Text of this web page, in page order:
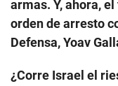
armas. Y, ahora,
orden de arresto
Defensa, Yoav
¿Corre Israel el